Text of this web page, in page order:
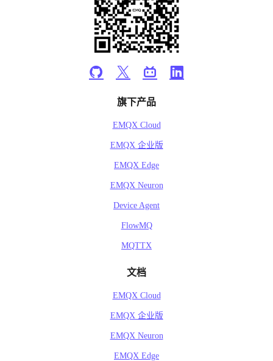
旗下产品
EMQX Cloud
EMQX 企业版
EMQX Edge
EMQX Neuron
Device Agent
FlowMQ
MQTTX
文档
EMQX Cloud
EMQX 企业版
EMQX Neuron
EMQX Edge